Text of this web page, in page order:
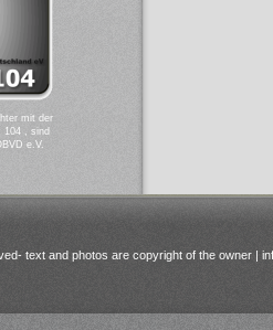
mit der
104 , sind
e.V.
text and photos are copyright of the owner |